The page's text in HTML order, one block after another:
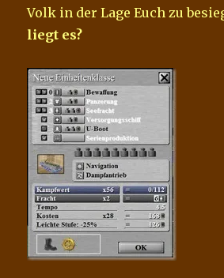
Volk in der Lage Euch zu
liegt es?